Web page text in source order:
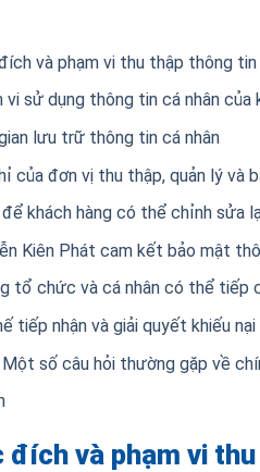
và phạm vi thu thập thông tin
vi sử dụng thông tin cá nhân của
lưu trữ thông tin cá nhân
của đơn vị thu thập, quản lý và
để khách hàng có thể chỉnh sửa
Kiên Phát cam kết bảo mật
tổ chức và cá nhân có thể tiếp
tiếp nhận và giải quyết khiếu
Một số câu hỏi thường gặp về
đích và phạm vi